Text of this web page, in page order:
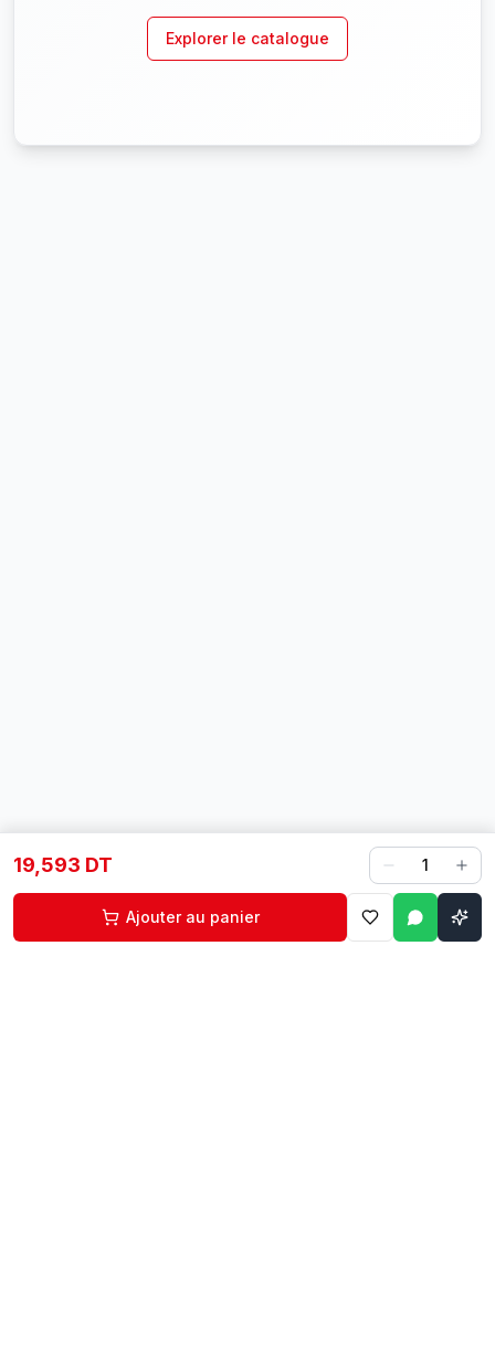
Explorer le catalogue
19,593 DT 1
Ajouter au panier